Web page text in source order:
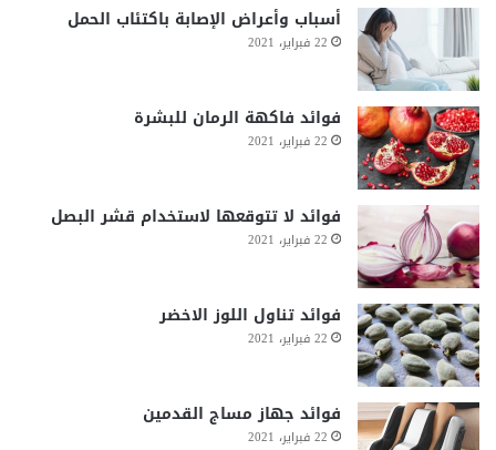
أسباب وأعراض الإصابة باكتئاب الحمل
22 فبراير، 2021
فوائد فاكهة الرمان للبشرة
22 فبراير، 2021
فوائد لا تتوقعها لاستخدام قشر البصل
22 فبراير، 2021
فوائد تناول اللوز الاخضر
22 فبراير، 2021
فوائد جهاز مساج القدمين
22 فبراير، 2021